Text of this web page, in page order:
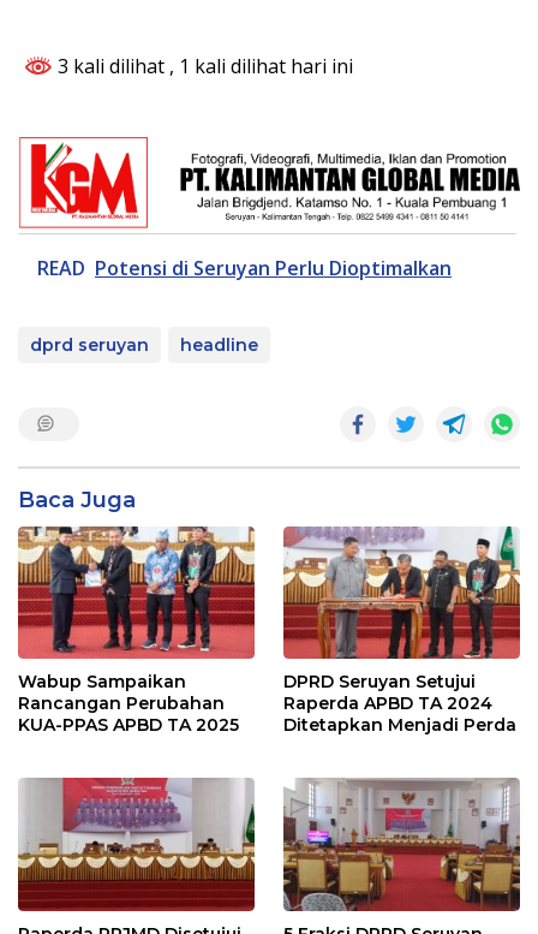
3 kali dilihat , 1 kali dilihat hari ini
READ Potensi di Seruyan Perlu Dioptimalkan
dprd seruyan headline
Baca Juga
Wabup Sampaikan
Rancangan Perubahan
KUA-PPAS APBD TA 2025
DPRD Seruyan Setujui
Raperda APBD TA 2024
Ditetapkan Menjadi Perda